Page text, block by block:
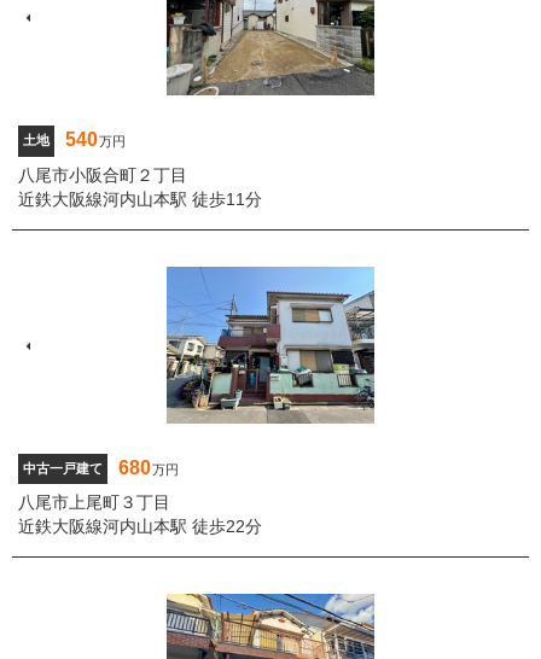
土地 540万円
八尾市小阪合町２丁目
近鉄大阪線河内山本駅 徒歩11分
中古一戸建て 680万円
八尾市上尾町３丁目
近鉄大阪線河内山本駅 徒歩22分